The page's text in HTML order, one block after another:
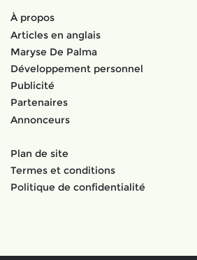
À propos
Articles en anglais
Maryse De Palma
Développement personnel
Publicité
Partenaires
Annonceurs
Plan de site
Termes et conditions
Politique de confidentialité